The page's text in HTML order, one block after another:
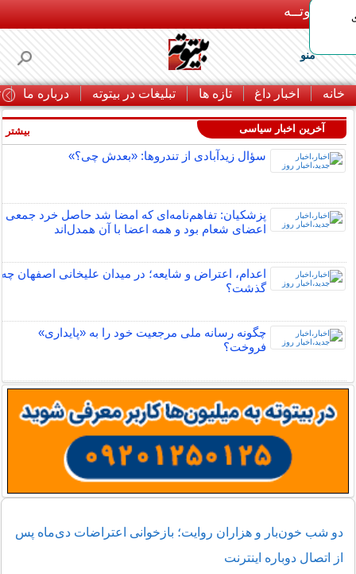
بـیتوتــه
منو
خانه اخبار داغ تازه ها تبلیغات در بیتوته درباره ما
آخرین اخبار سیاسی
سؤال زیدآبادی از تندروها: «بعدش چی؟»
پزشکیان: تفاهم‌نامه‌ای که امضا شد حاصل خرد جمعی
اعضای شعام بود و همه اعضا با آن همدل‌اند
اعدام، اعتراض و شایعه؛ در میدان علیخانی اصفهان چه
گذشت؟
چگونه رسانه ملی مرجعیت خود را به «پایداری»
فروخت؟
بیشتر
دو شب خون‌بار و هزاران روایت؛ بازخوانی اعتراضات دی‌ماه پس
از اتصال دوباره اینترنت